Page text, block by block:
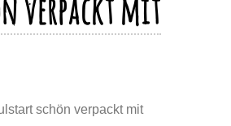
verpackt mit
schön verpackt mit